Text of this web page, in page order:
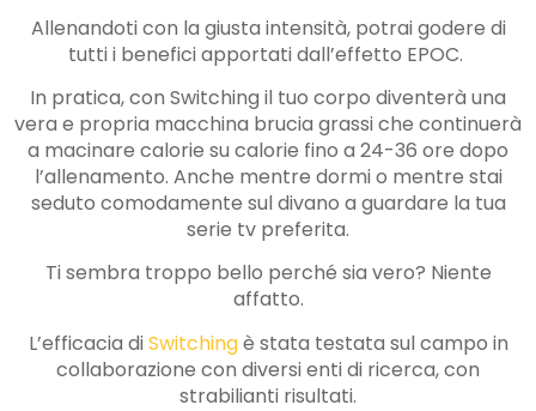
Allenandoti con la giusta intensità, potrai godere di
tutti i benefici apportati dall’effetto EPOC.
In pratica, con Switching il tuo corpo diventerà una
vera e propria macchina brucia grassi che continuerà
a macinare calorie su calorie fino a 24-36 ore dopo
l’allenamento. Anche mentre dormi o mentre stai
seduto comodamente sul divano a guardare la tua
serie tv preferita.
Ti sembra troppo bello perché sia vero? Niente
affatto.
L’efficacia diSwitchingè stata testata sul campo in
collaborazione con diversi enti di ricerca, con
strabilianti risultati.